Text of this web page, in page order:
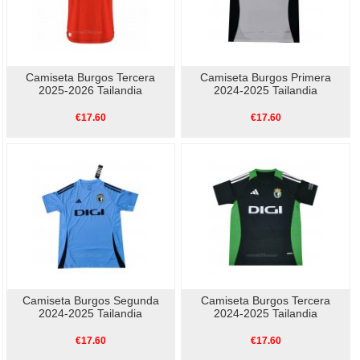
Camiseta Burgos Tercera
2025-2026 Tailandia
€17.60
Camiseta Burgos Primera
2024-2025 Tailandia
€17.60
Camiseta Burgos Segunda
2024-2025 Tailandia
€17.60
Camiseta Burgos Tercera
2024-2025 Tailandia
€17.60